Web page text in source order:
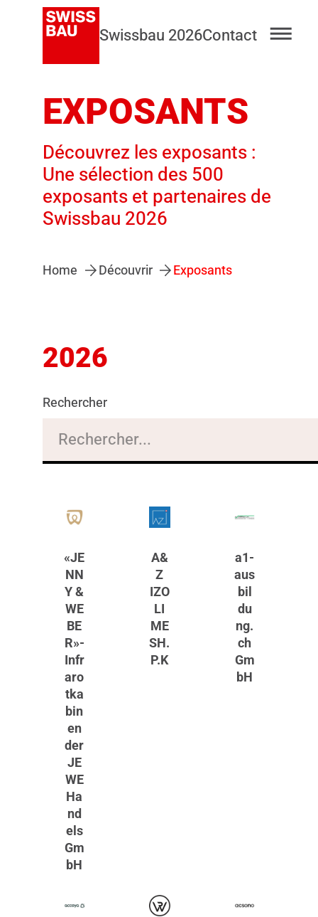
Swissbau 2026Contact
EXPOSANTS
Découvrez les exposants :
Une sélection des 500
exposants et partenaires de
Swissbau 2026
Home Découvrir Exposants
2026
Rechercher
«JE
NN
Y &
WE
BE
R»-
Infr
aro
tka
bin
en
der
JE
WE
Ha
nd
els
Gm
bH
A&
Z
IZO
LI
ME
SH.
P.K
a1-
aus
bil
du
ng.
ch
Gm
bH